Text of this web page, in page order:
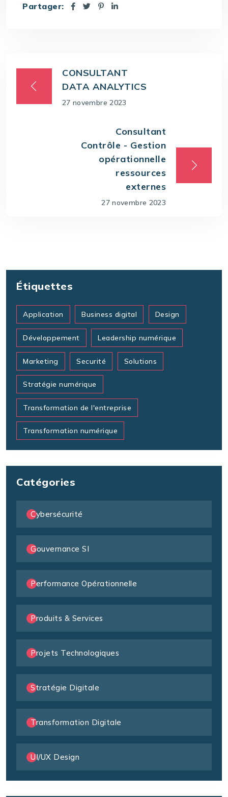
Partager:
CONSULTANT
DATA ANALYTICS
27 novembre 2023
Consultant
Contrôle - Gestion
opérationnelle
ressources
externes
27 novembre 2023
Étiquettes
Application Business digital Design
Développement Leadership numérique
Marketing Securité Solutions
Stratégie numérique
Transformation de l'entreprise
Transformation numérique
Catégories
Cybersécurité
Gouvernance SI
Performance Opérationnelle
Produits & Services
Projets Technologiques
Stratégie Digitale
Transformation Digitale
UI/UX Design